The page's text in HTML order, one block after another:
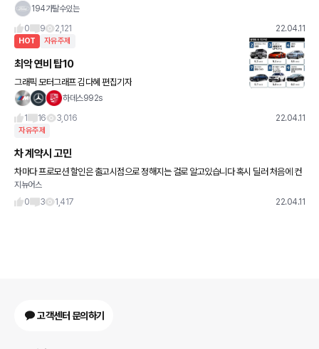
4인지라 14개월 딸래미도 또래대비 많이 크다보니 차가 금새 좁아졌네요 ㅎㅎ 와이프 작
194가탈수있는
0
9 2,121 22.04.11
HOT 자유주제
최악 연비 탑10
그래픽 모터그래프 김다혜 편집기자
하데스992s
1
16 3,016 22.04.11
자유주제
차 계약시 고민
차마다 프로모션 할인은 출고시점으로 정해지는 걸로 알고있습니다 혹시 딜러 처음에 컨
텍시 프로모션 같은건 미리 어느정도선 합의하고 가계약 거시는게 좋나요? 추가로 딜러
서비스 같은것도 미리 어느
지뉴어스
0
3 1,417 22.04.11
고객센터 문의하기